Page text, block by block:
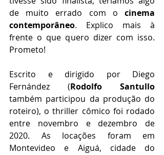
de muito errado com o cinema
contemporâneo. Explico mais à
frente o que quero dizer com isso.
Prometo!
Escrito e dirigido por Diego
Fernández (Rodolfo Santullo
também participou da produção do
roteiro), o thriller cômico foi rodado
entre novembro e dezembro de
2020. As locações foram em
Montevideo e Aiguá, cidade do